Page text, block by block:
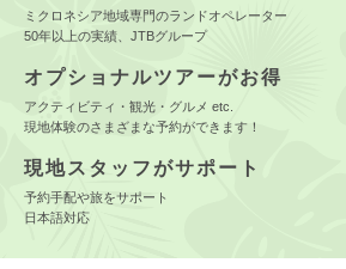
ミクロネシア地域専門のランドオペレーター
50年以上の実績、JTBグループ
オプショナルツアーがお得
アクティビティ・観光・グルメ etc.
現地体験のさまざまな予約ができます！
現地スタッフがサポート
予約手配や旅をサポート
日本語対応